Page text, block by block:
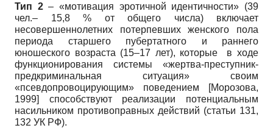
Тип 2– «мотивация эротичной идентичности» (39
чел.– 15,8 % от общего числа) включает
несовершеннолетних потерпевших женского пола
периода старшего пубертатного и раннего
юношеского возраста (15–17 лет), которые в ходе
функционирования системы «жертва-преступник-
предкриминальная ситуация» своим
«псевдопровоцирующим» поведением
[Морозова,
1999]
способствуют реализации потенциальным
насильником противоправных действий (статьи 131,
132 УК РФ).